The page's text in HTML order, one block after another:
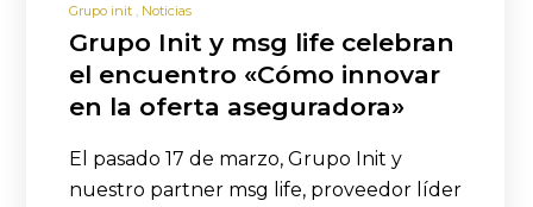
Grupo init
Noticias
Grupo Init y msg life celebran
el encuentro «Cómo innovar
en la oferta aseguradora»
El pasado 17 de marzo, Grupo Init y
nuestro partner msg life, proveedor líder